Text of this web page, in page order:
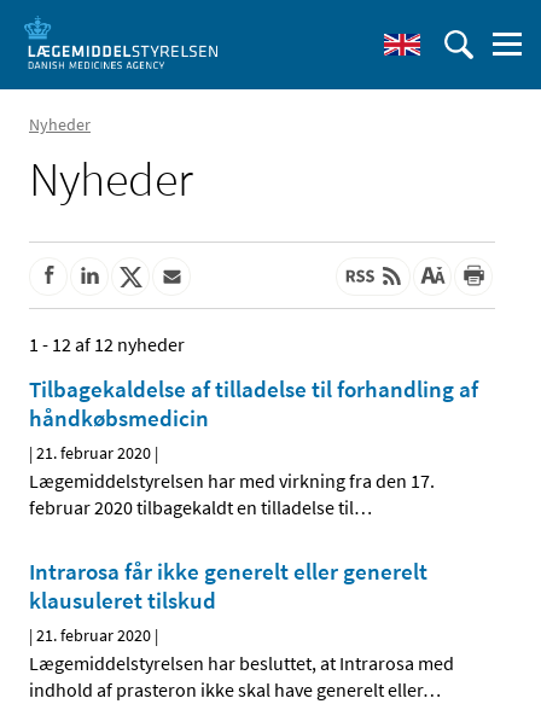
Nyheder
Nyheder
1 - 12 af 12 nyheder
Tilbagekaldelse af tilladelse til forhandling af
håndkøbsmedicin
|21. februar 2020 |
Lægemiddelstyrelsen har med virkning fra den 17.
februar 2020 tilbagekaldt en tilladelse til…
Intrarosa får ikke generelt eller generelt
klausuleret tilskud
|21. februar 2020 |
Lægemiddelstyrelsen har besluttet, at Intrarosa med
indhold af prasteron ikke skal have generelt eller…